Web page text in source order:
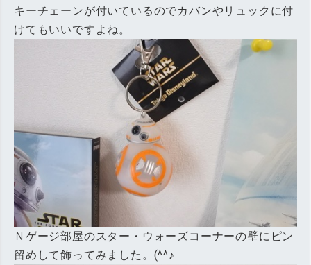
キーチェーンが付いているのでカバンやリュックに付
けてもいいですよね。
Ｎゲージ部屋のスター・ウォーズコーナーの壁にピン
留めして飾ってみました。(^^♪